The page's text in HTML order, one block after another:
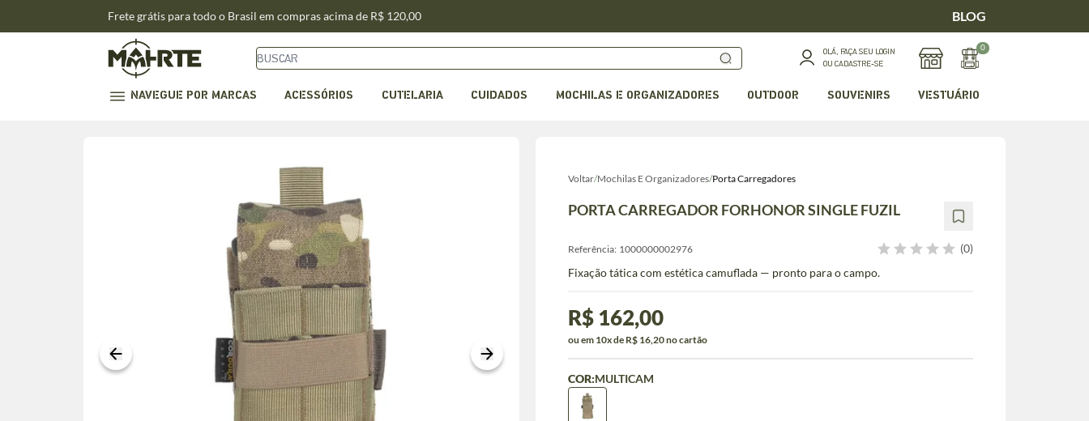
Frete grátis para todo o Brasil em compras acima de R$ 120,00 BLOG
OLÁ, FAÇA SEU LOGIN
OU CADASTRE-SE
0
NAVEGUE POR MARCAS ACESSÓRIOS CUTELARIA CUIDADOS MOCHILAS E ORGANIZADORES OUTDOOR SOUVENIRS VESTUÁRIO
Voltar/Mochilas E Organizadores/Porta Carregadores
PORTA CARREGADOR FORHONOR SINGLE FUZIL
Referência: 1000000002976
(0)
Fixação tática com estética camuflada — pronto para o campo.
R$ 162,00
ou em 10x de R$ 16,20 no cartão
COR:MULTICAM